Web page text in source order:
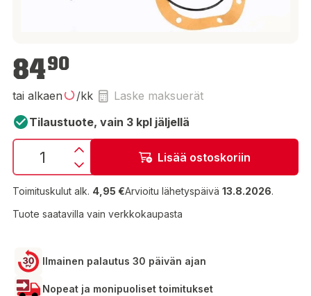
8490
tai alkaen /kk
Laske maksuerät
Tilaustuote, vain 3 kpl jäljellä
Lisää ostoskoriin
Toimituskulut alk. 4,95 €Arvioitu lähetyspäivä 13.8.2026.
Tuote saatavilla vain verkkokaupasta
Ilmainen palautus 30 päivän ajan
Nopeat ja monipuoliset toimitukset